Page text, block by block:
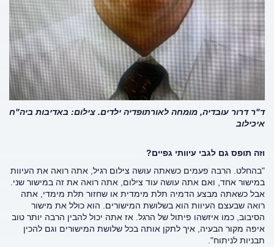
ד"ר דרור עובדיה, מומחה לאורתופדיה ילדים. צילום: באדיבות ביה"ח
איכילוב
וזה תופס גם לגבי עיוותי גפיים?
"בהחלט. הרבה פעמים כשאתה עושה צילום רגיל, אתה רואה את העיוות
במישור אחד, ואם אתה עושה עוד צילום, אתה רואה את זה במישור שני.
אבל כשאתה מבצע הדמיה תלת מימדית או שחזור תלת מימדי, אתה
רואה שבעצם העיוות הוא בשלושת המישורים. הוא כולל את מישור
הסיבוב, כמו איזשהו פיתול של הרגל. אז אתה יכול להבין הרבה יותר טוב
איפה מקור הבעיה, איך לתקן אותה בכל שלושת המישורים וגם להכין
תבניות לניתוח".